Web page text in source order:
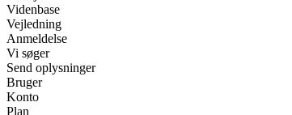
Videnbase
Vejledning
Anmeldelse
Vi søger
Send oplysninger
Bruger
Konto
Plan